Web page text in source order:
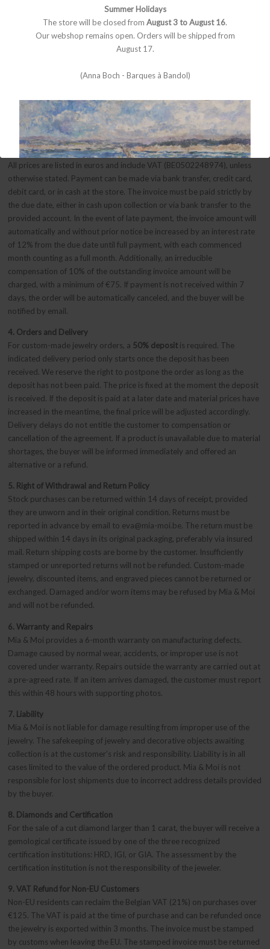
Summer Holidays
The store will be closed from August 3 to August 16.
Our webshop remains open. Orders will be shipped from
August 17.
(Anna Boch - Barques à Bandol)
These general terms and conditions apply to all offers, orders, and
buyer explicitly and exclusively agrees to these terms and conditions.
All jewelry is handcrafted and may exhibit slight variations in color,
shape, and finish. Mia & Moi guarantees the quality and authenticity of
the materials used.
3. Prices and Payment
All prices are listed in euros and include VAT (BE0502248974), unless
otherwise stated. Payment can be made via bank transfer, credit card,
debit card, or in cash at the store. The invoice must be paid strictly by
the due date, either in cash upon collection or via bank transfer to the
provided account. In the event of late payment, the invoice amount will
automatically and without prior notice be increased by an interest rate
of 12% from the due date until full payment, with each commenced
month counting as a full month. Additionally, an irreducible
compensation of 10% of the outstanding invoice amount will be
charged, with a minimum of €75. If payment is not received within 7
days, the order will be automatically canceled, and the buyer will be
notified by email.
4. Orders and Delivery
For custom-made jewelry orders, a 50% deposit is required. The
indicated delivery period only starts once the deposit has been
received. We reserve the right to postpone the order as long as the
deposit has not been paid. The price is fixed at the moment the deposit
is received. If the deposit is paid at a later date and material prices have
increased in the meantime, the final price will be adjusted accordingly.
Delivery delays do not entitle the customer to compensation or
cancellation of the agreement. If a product is unavailable due to material
shortages, the buyer will be informed immediately and offered an
alternative or a refund.
5. Right of Withdrawal and Return Policy
Stock purchases can be returned within 14 days of receipt, provided
they are unworn and in their original condition. Returns must be
reported in advance by email to eva@mia-moi.be. The return must be
shipped within 14 days in its original packaging, preferably via insured
mail. Return shipping costs are borne by the customer. Insufficiently
stamped or unreported returns will not be refunded. Custom-made
jewelry, discounted items, and engraved pieces cannot be returned or
exchanged. Damaged and/or worn items may be refused by Mia & Moi
and will not be refunded.
6. Warranty and Repairs
Mia & Moi provides a 6-month warranty on manufacturing defects.
Damage caused by normal wear, accidents, or improper use is not
covered under warranty. Repairs outside the warranty are carried out at
a pre-agreed rate. If an item arrives damaged, the customer must report
this within 48 hours with supporting photos.
7. Liability
Mia & Moi is not liable for damage resulting from improper use of the
jewelry. The safekeeping of jewelry and decorative objects awaiting
collection is at the customer’s risk and responsibility. Liability is in all
cases limited to the value of the ordered product. Mia & Moi is not
responsible for lost shipments due to incorrect address details provided
by the buyer.
8. Diamonds and Certification
For the sale of a cut diamond larger than 1 carat, the buyer will receive a
gemological certificate issued by one of the three recognized
certification institutions: HRD, IGI, or GIA. The assessment by the
certification institution is not the responsibility of the jeweler.
9. VAT Refund for Non-EU Customers
Non-EU residents can reclaim the Belgian VAT (21%) on purchases over
€125. The VAT is paid at the time of purchase and can be refunded once
the jewelry is exported within 3 months. The invoice must be stamped
by customs when leaving the EU. The stamped invoice must be returned